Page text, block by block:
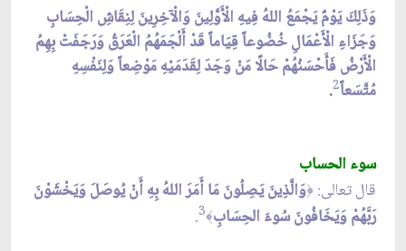
وَذَلِكَ يَوْمٌ يَجْمَعُ اللهُ فِيهِ الْأَوَّلِينَ وَالْآخِرِينَ لِنِقَاشِ الْحِسَابِ
وَجَزَاءِ الْأَعْمَالِ خُضُوعاً قِيَاماً قَدْ أَلْجَمَهُمُ الْعَرَقُ وَرَجَفَتْ بِهِمُ
الْأَرْضُ فَأَحْسَنُهُمْ حَالًا مَنْ وَجَدَ لِقَدَمَيْهِ مَوْضِعاً وَلِنَفْسِهِ
مُتَّسَعاً2
.
سوء الحساب
قال تعالى: ﴿وَالَّذِينَ يَصِلُونَ مَا أَمَرَ اللهُ بِهِ أَنْ يُوصَلَ وَيَخْشَوْنَ
رَبَّهُمْ وَيَخَافُونَ سُوءَ الحِسَابِ﴾3
.